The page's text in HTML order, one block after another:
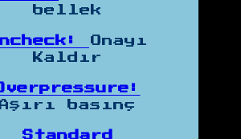
bellek
Onayı
Kaldır
basınç
Standard